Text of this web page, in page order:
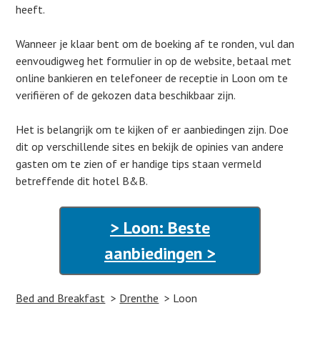
heeft.
Wanneer je klaar bent om de boeking af te ronden, vul dan
eenvoudigweg het formulier in op de website, betaal met
online bankieren en telefoneer de receptie in Loon om te
verifiëren of de gekozen data beschikbaar zijn.
Het is belangrijk om te kijken of er aanbiedingen zijn. Doe
dit op verschillende sites en bekijk de opinies van andere
gasten om te zien of er handige tips staan vermeld
betreffende dit hotel B&B.
> Loon: Beste
aanbiedingen >
Bed and Breakfast Drenthe Loon